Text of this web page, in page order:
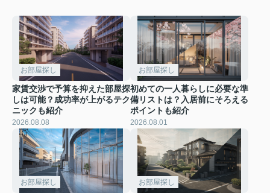
お部屋探し
家賃交渉で予算を抑えた部屋探
しは可能？成功率が上がるテク
ニックも紹介
2026.08.08
お部屋探し
初めての一人暮らしに必要な準
備リストは？入居前にそろえる
ポイントも紹介
2026.08.01
お部屋探し お部屋探し